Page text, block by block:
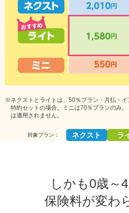
※ネクストとライトは、50％プラン・月払・
特約セットの場合。ミニは70％プランのみ
は適用されません。
対象プラン： ネクスト ラ
しかも0歳～
保険料が変わ